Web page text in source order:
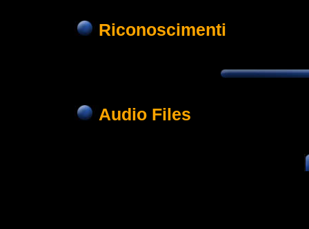
Riconoscimenti
Audio Files